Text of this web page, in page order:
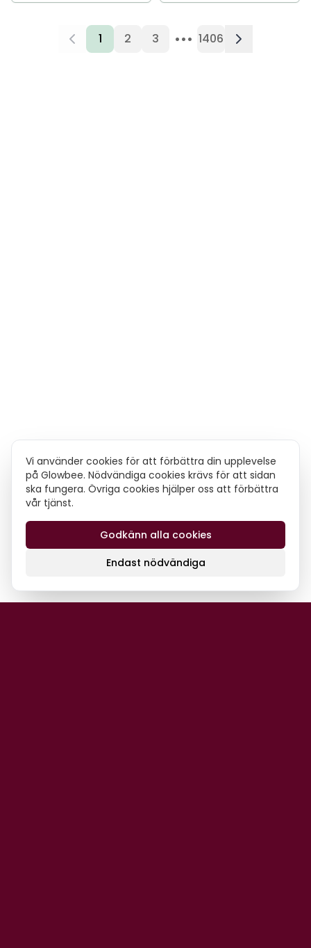
Vi använder cookies för att förbättra din upplevelse
på Glowbee. Nödvändiga cookies krävs för att sidan
ska fungera. Övriga cookies hjälper oss att förbättra
vår tjänst.
Endast nödvändiga
Godkänn alla cookies
1 2 3 ••• 1406